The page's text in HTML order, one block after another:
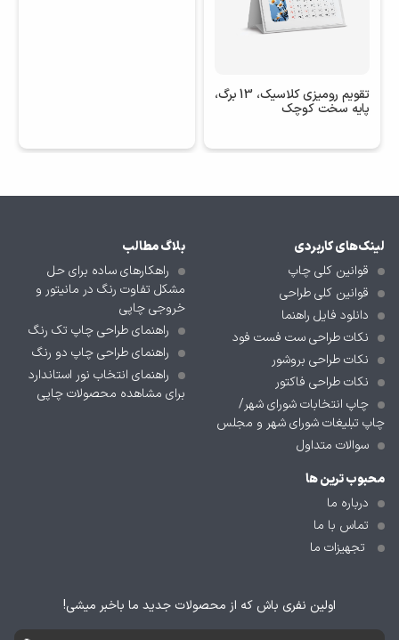
تقویم رومیزی کلاسیک، 13 برگ،
پایه سخت کوچک
لینک‌های کاربردی
قوانین کلی چاپ
قوانین کلی طراحی
دانلود فایل راهنما
نکات طراحی ست فست فود
نکات طراحی بروشور
نکات طراحی فاکتور
چاپ انتخابات شورای شهر/
چاپ تبلیغات شورای شهر و مجلس
سوالات متداول
بلاگ مطالب
راهکارهای ساده برای حل
مشکل تفاوت رنگ در مانیتور و
خروجی چاپی
راهنمای طراحی چاپ تک رنگ
راهنمای طراحی چاپ دو رنگ
راهنمای انتخاب نور استاندارد
برای مشاهده محصولات چاپی
محبوب ترین ها
درباره ما
تماس با ما
تجهیزات ما
اولین نفری باش که از محصولات جدید ما باخبر میشی!